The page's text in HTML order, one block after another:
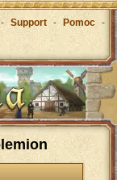
- Support - Pomoc -